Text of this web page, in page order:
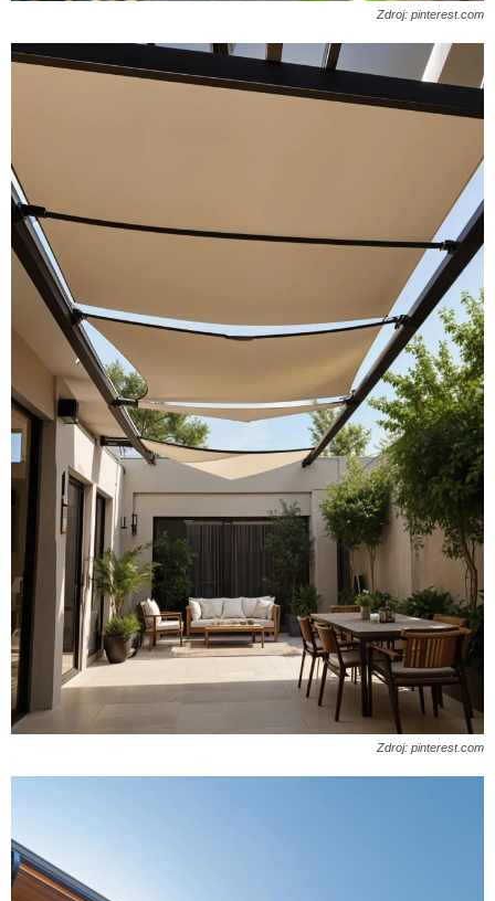
Zdroj: pinterest.com
Zdroj: pinterest.com